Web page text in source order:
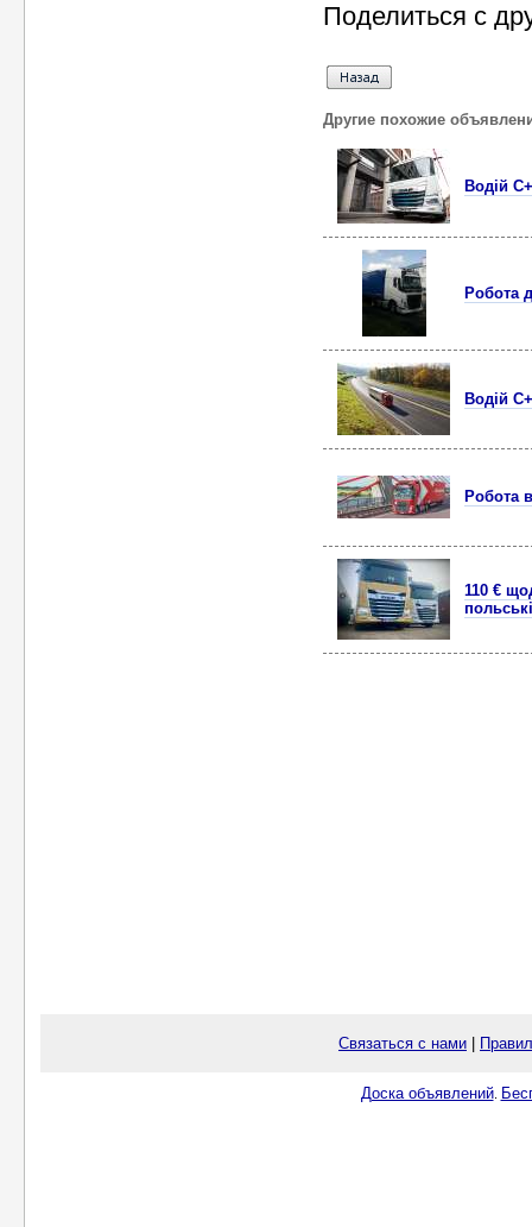
Поделиться с
Другие похожие
Водій
Робота
Водій
Робота
110 €
Связаться с нами
Доска объявлений.